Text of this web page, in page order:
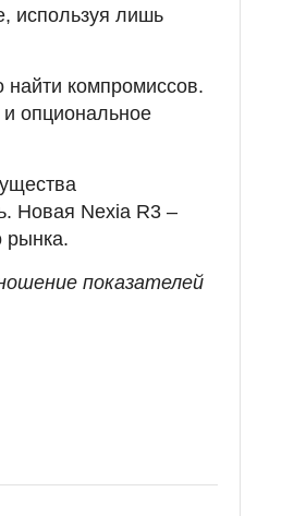
используя лишь
компромиссов.
и опциональное
Новая Nexia R3 –
рынка.
показателей